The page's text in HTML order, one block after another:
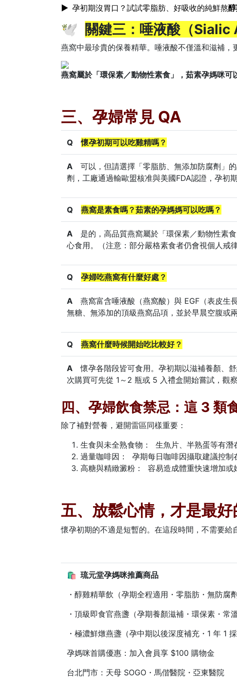
▶ 孕初期沒胃口？試試零脂肪、好吸收的純鮮熬
🕊️ 關鍵三：唾液酸（Sialic
燕窩中最珍貴的保養精華。唾液酸不僅溫和滋補，
燕窩屬於「環保素／動物性素食」，茹素孕媽咪可
三、孕婦常見 QA
Q懷孕初期可以吃雞精嗎？
A 可以，但請選擇「零脂肪、無添加防腐劑」
劑，工廠通過輸歐盟核准與美國FDA認證，孕初
Q 燕窩是素食嗎？茹素的孕媽媽可以吃嗎？
A 是的，高品質燕窩屬於「環保素／動物性素
心食用。（注意：部分嚴格素食者仍會視個人戒
Q 孕婦吃燕窩有什麼好處？
A 燕窩富含唾液酸（燕窩酸）與 EGF（表皮生
無糖、無添加的頂級燕窩品項，並於早晨空腹或
Q 燕窩什麼時候開始吃比較好？
A懷孕各階段皆可食用。孕初期以滋補養顏、
次購買可先從 1～2 瓶或 5 入禮盒開始嘗試，觀
四、孕婦飲食禁忌：這 3 類
除了補對營養，避開雷區同樣重要：
生食與未全熟食物： 生魚片、半熟蛋等有潛
過量咖啡因： 孕期每日咖啡因攝取建議控制
高糖與精緻澱粉： 容易造成體重快速增加或
五、放鬆心情，才是最
懷孕初期的不適是短暫的。在這段時間，不需要
🛍️ 琉元堂孕媽咪推薦商品
・醇雞精華飲（孕期全程適用・零脂肪・無防腐
・頂級即食官燕盞（孕期養顏滋補・環保素・常溫
・極濃鮮燉燕盞（孕中期以後深度補充・1 年 1
孕媽咪首購優惠：加入會員享 $100 購物金
台北門市：天母 SOGO・馬偕醫院・亞東醫院